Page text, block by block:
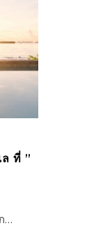
ที่ ”
…